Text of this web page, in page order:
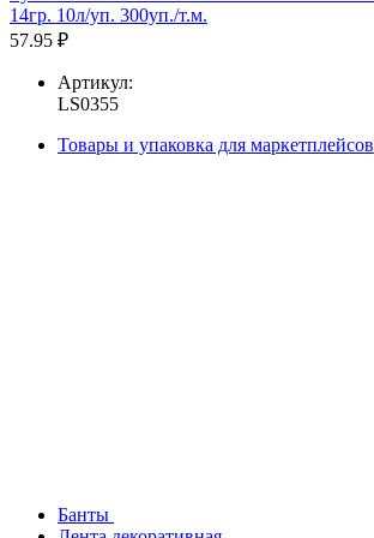
14гр. 10л/уп. 300уп./т.м.
57.95 ₽
Артикул:
LS0355
Товары и упаковка для маркетплейсов
Банты